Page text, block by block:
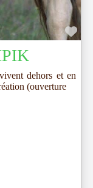
dehors et en
(ouverture